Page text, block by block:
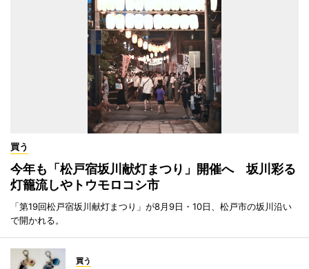
買う
今年も「松戸宿坂川献灯まつり」開催へ 坂川彩る
灯籠流しやトウモロコシ市
「第19回松戸宿坂川献灯まつり」が8月9日・10日、松戸市の坂川沿い
で開かれる。
買う